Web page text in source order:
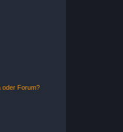
oder Forum?